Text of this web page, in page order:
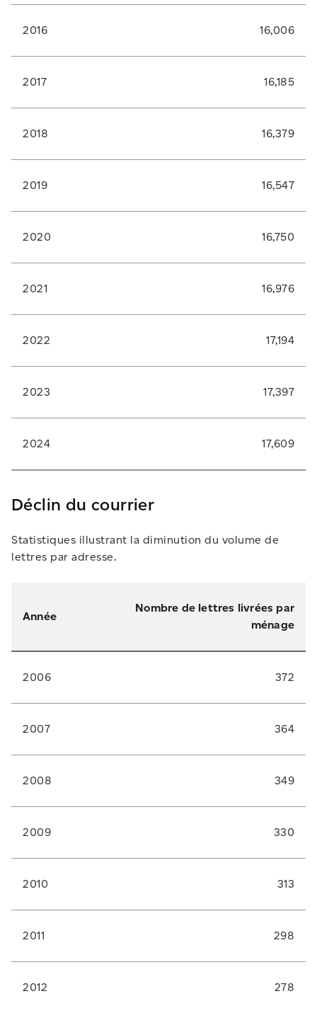
2016 16,006
2017 16,185
2018 16,379
2019 16,547
2020 16,750
2021 16,976
2022 17,194
2023 17,397
2024 17,609
Déclin du courrier
Statistiques illustrant la diminution du volume de
lettres par adresse.
Année
Nombre de lettres livrées par
ménage
2006 372
2007 364
2008 349
2009 330
2010 313
2011 298
2012 278